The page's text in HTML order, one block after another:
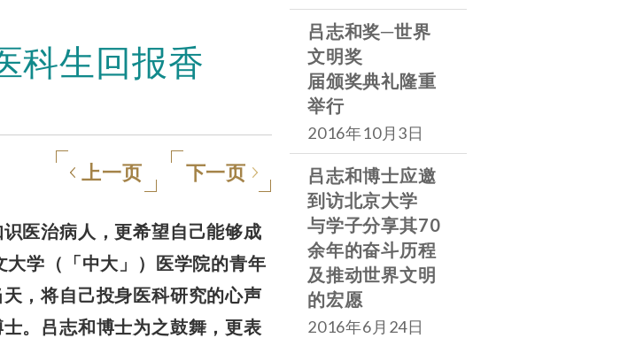
建筑材料
科生回报香
上一页 下一页
医治病人，更希望自己能够成
学（「中大」）医学院的青年
，将自己投身医科研究的心声
。吕志和博士为之鼓舞，更表
吕志和奖─世界
文明奖
届颁奖典礼隆重
举行
2016年10月3日
吕志和博士应邀
到访北京大学
与学子分享其70
余年的奋斗历程
及推动世界文明
的宏愿
2016年6月24日